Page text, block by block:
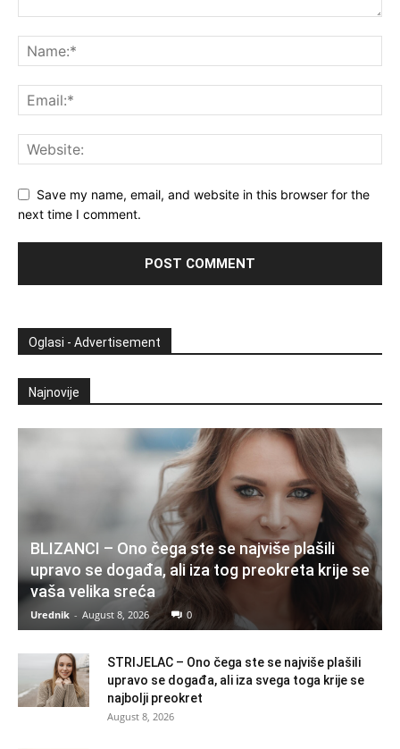
Save my name, email, and website in this browser for the
next time I comment.
Oglasi - Advertisement
Najnovije
BLIZANCI – Ono čega ste se najviše plašili
upravo se događa, ali iza tog preokreta krije se
vaša velika sreća
Urednik - August 8, 2026 0
STRIJELAC – Ono čega ste se najviše plašili
upravo se događa, ali iza svega toga krije se
najbolji preokret
August 8, 2026